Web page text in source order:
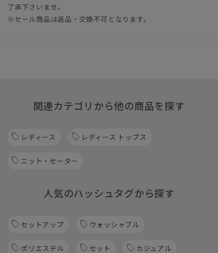
了承下さいませ。
※セール商品は返品・交換不可となります。
関連カテゴリから他の商品を探す
レディース レディース トップス
ニット・セーター
人気のハッシュタグから探す
セットアップ ウォッシャブル
ポリエステル セット カジュアル